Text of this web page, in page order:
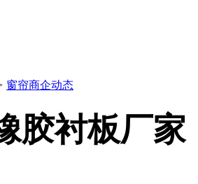
窗帘商企动态
胶衬板厂家